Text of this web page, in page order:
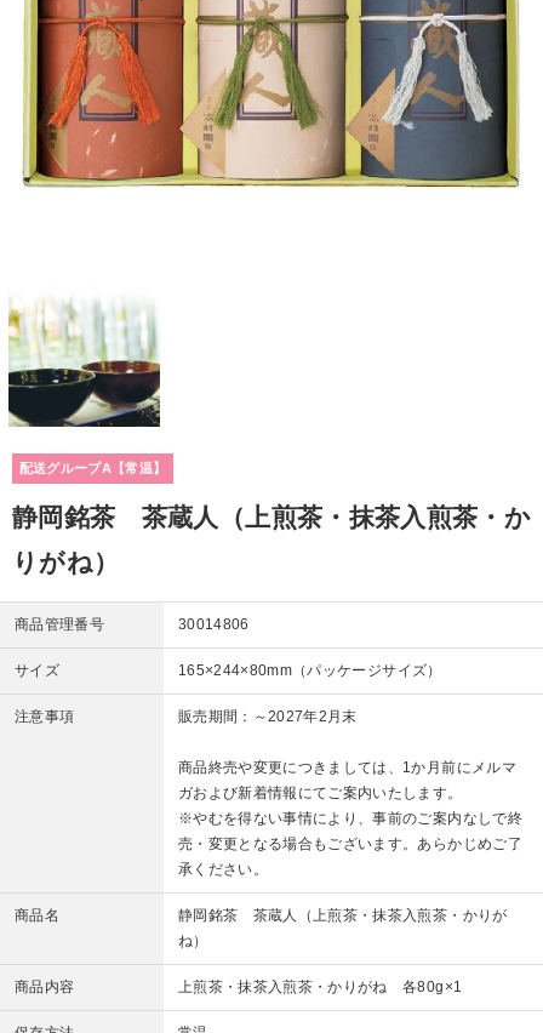
配送グループA【常温】
静岡銘茶 茶蔵人（上煎茶・抹茶入煎茶・か
りがね）
商品管理番号 30014806
サイズ 165×244×80mm（パッケージサイズ）
注意事項 販売期間：～2027年2月末
商品終売や変更につきましては、1か月前にメルマ
ガおよび新着情報にてご案内いたします。
※やむを得ない事情により、事前のご案内なしで終
売・変更となる場合もございます。あらかじめご了
承ください。
商品名
静岡銘茶 茶蔵人（上煎茶・抹茶入煎茶・かりが
ね）
商品内容 上煎茶・抹茶入煎茶・かりがね 各80g×1